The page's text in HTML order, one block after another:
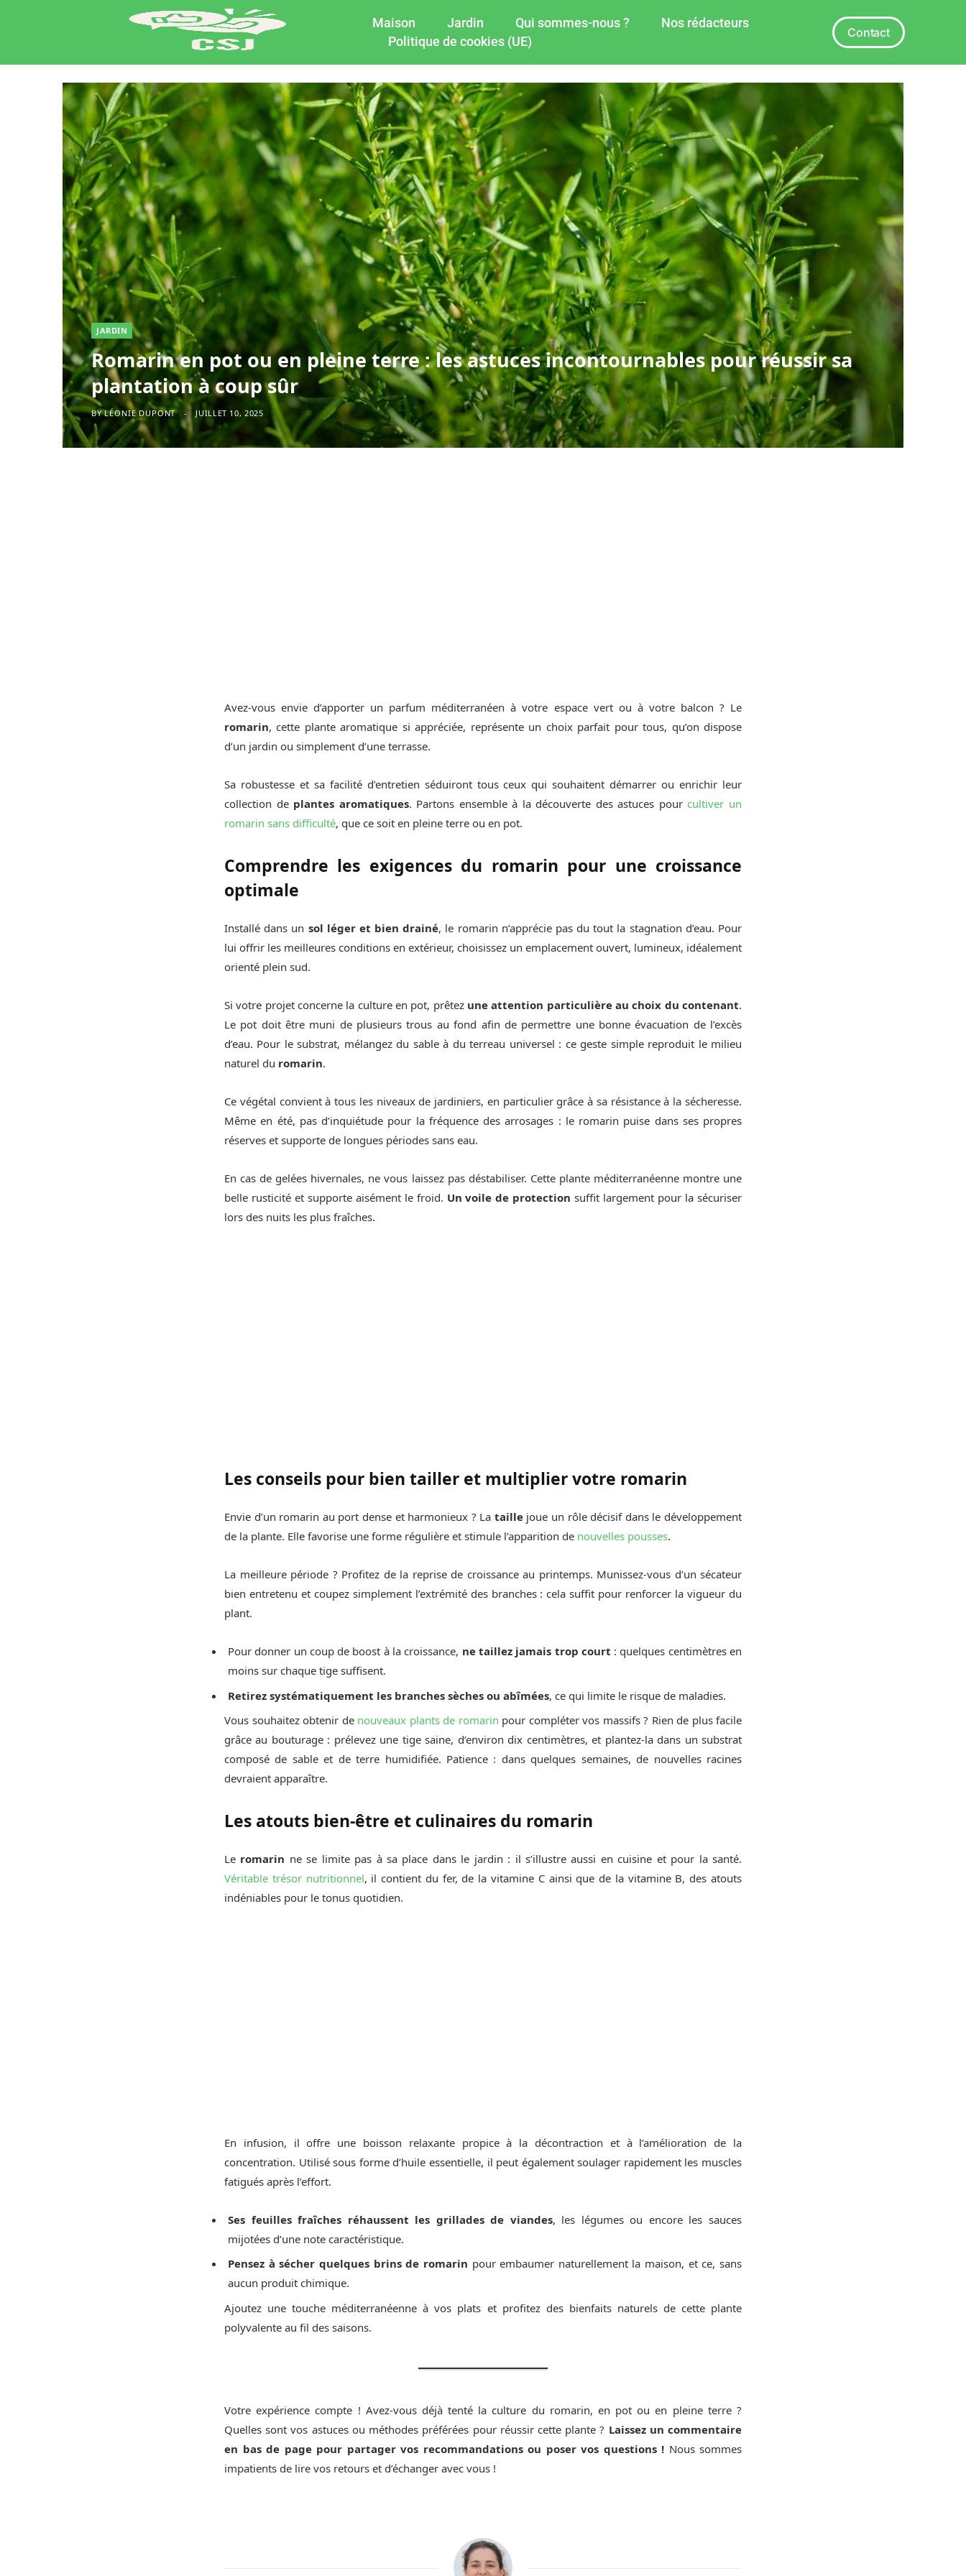
Maison Jardin Qui sommes-nous ?
Nos rédacteurs
Politique de cookies (UE)
Contact
JARDIN
Romarin en pot ou en pleine terre : les astuces incontournables pour réussir sa
plantation à coup sûr
BY LÉONIE DUPONT JUILLET 10, 2025
Avez-vous envie d’apporter un parfum méditerranéen à votre espace vert ou à votre balcon ? Le
romarin, cette plante aromatique si appréciée, représente un choix parfait pour tous, qu’on dispose
d’un jardin ou simplement d’une terrasse.
Sa robustesse et sa facilité d’entretien séduiront tous ceux qui souhaitent démarrer ou enrichir leur
collection de plantes aromatiques. Partons ensemble à la découverte des astuces pour cultiver un
romarin sans difficulté, que ce soit en pleine terre ou en pot.
Comprendre les exigences du romarin pour une croissance
optimale
Installé dans un sol léger et bien drainé, le romarin n’apprécie pas du tout la stagnation d’eau. Pour
lui offrir les meilleures conditions en extérieur, choisissez un emplacement ouvert, lumineux, idéalement
orienté plein sud.
Si votre projet concerne la culture en pot, prêtez une attention particulière au choix du contenant.
Le pot doit être muni de plusieurs trous au fond afin de permettre une bonne évacuation de l’excès
d’eau. Pour le substrat, mélangez du sable à du terreau universel : ce geste simple reproduit le milieu
naturel du romarin.
Ce végétal convient à tous les niveaux de jardiniers, en particulier grâce à sa résistance à la sécheresse.
Même en été, pas d’inquiétude pour la fréquence des arrosages : le romarin puise dans ses propres
réserves et supporte de longues périodes sans eau.
En cas de gelées hivernales, ne vous laissez pas déstabiliser. Cette plante méditerranéenne montre une
belle rusticité et supporte aisément le froid. Un voile de protection suffit largement pour la sécuriser
lors des nuits les plus fraîches.
Les conseils pour bien tailler et multiplier votre romarin
Envie d’un romarin au port dense et harmonieux ? La taillejoue un rôle décisif dans le développement
de la plante. Elle favorise une forme régulière et stimule l’apparition de nouvelles pousses.
La meilleure période ? Profitez de la reprise de croissance au printemps. Munissez-vous d’un sécateur
bien entretenu et coupez simplement l’extrémité des branches : cela suffit pour renforcer la vigueur du
plant.
Pour donner un coup de boost à la croissance, ne taillez jamais trop court : quelques centimètres en
moins sur chaque tige suffisent.
Retirez systématiquement les branches sèches ou abîmées, ce qui limite le risque de maladies.
Vous souhaitez obtenir de nouveaux plants de romarin pour compléter vos massifs ? Rien de plus facile
grâce au bouturage : prélevez une tige saine, d’environ dix centimètres, et plantez-la dans un substrat
composé de sable et de terre humidifiée. Patience : dans quelques semaines, de nouvelles racines
devraient apparaître.
Les atouts bien-être et culinaires du romarin
Le romarin ne se limite pas à sa place dans le jardin : il s’illustre aussi en cuisine et pour la santé.
Véritable trésor nutritionnel, il contient du fer, de la vitamine C ainsi que de la vitamine B, des atouts
indéniables pour le tonus quotidien.
En infusion, il offre une boisson relaxante propice à la décontraction et à l’amélioration de la
concentration. Utilisé sous forme d’huile essentielle, il peut également soulager rapidement les muscles
fatigués après l’effort.
Ses feuilles fraîches réhaussent les grillades de viandes, les légumes ou encore les sauces
mijotées d’une note caractéristique.
Pensez à sécher quelques brins de romarin pour embaumer naturellement la maison, et ce, sans
aucun produit chimique.
Ajoutez une touche méditerranéenne à vos plats et profitez des bienfaits naturels de cette plante
polyvalente au fil des saisons.
Votre expérience compte ! Avez-vous déjà tenté la culture du romarin, en pot ou en pleine terre ?
Quelles sont vos astuces ou méthodes préférées pour réussir cette plante ? Laissez un commentaire
en bas de page pour partager vos recommandations ou poser vos questions ! Nous sommes
impatients de lire vos retours et d’échanger avec vous !